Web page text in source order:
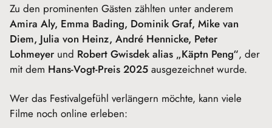
Zu den prominenten Gästen zählten unter anderem
Amira Aly, Emma Bading, Dominik Graf, Mike van
Diem, Julia von Heinz, André Hennicke, Peter
Lohmeyer und Robert Gwisdek alias „Käptn Peng“, der
mit dem Hans-Vogt-Preis 2025 ausgezeichnet wurde.
Wer das Festivalgefühl verlängern möchte, kann viele
Filme noch online erleben: